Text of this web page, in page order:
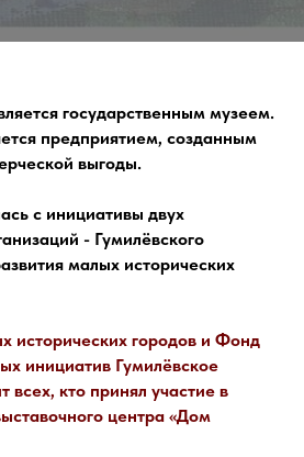
государственным музеем.
предприятием, созданным
выгоды.
с инициативы двух
- Гумилёвского
малых исторических
исторических городов и Фонд
инициатив Гумилёвское
всех, кто принял участие в
центра «Дом